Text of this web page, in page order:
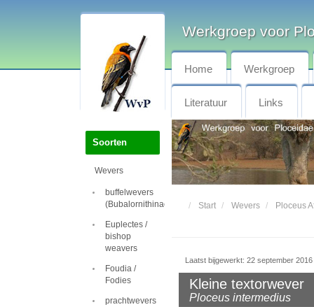
Soorten
Wevers
buffelwevers
(Bubalornithinae)
Euplectes /
bishop
weavers
Foudia /
Fodies
prachtwevers
Werkgroep voor
Home Werkgroep
Literatuur Links
Start Wevers Ploceus
Laatst bijgewerkt: 22 september 2016
Kleine textorwever
Ploceus intermedius